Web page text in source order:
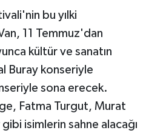
bu yılki
11 Temmuz'dan
kültür ve sanatın
Buray konseriyle
sona erecek.
Fatma Turgut, Murat
isimlerin sahne alacağı